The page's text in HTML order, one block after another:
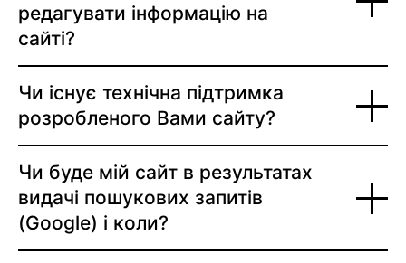
редагувати інформацію на
сайті?
Чи існує технічна підтримка
розробленого Вами сайту?
Чи буде мій сайт в результатах
видачі пошукових запитів
(Google) і коли?